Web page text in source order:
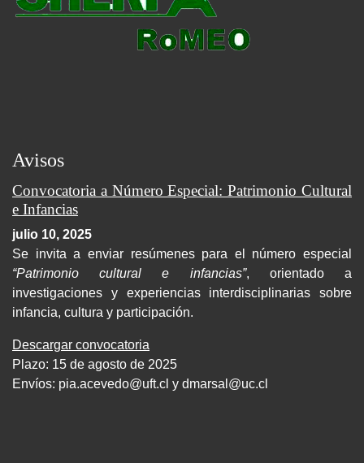
Avisos
Convocatoria a Número Especial: Patrimonio Cultural
e Infancias
julio 10, 2025
Se invita a enviar resúmenes para el número especial
“Patrimonio cultural e infancias”, orientado a
investigaciones y experiencias interdisciplinarias sobre
infancia, cultura y participación.
Descargar convocatoria
Plazo: 15 de agosto de 2025
Envíos: pia.acevedo@uft.cl y dmarsal@uc.cl